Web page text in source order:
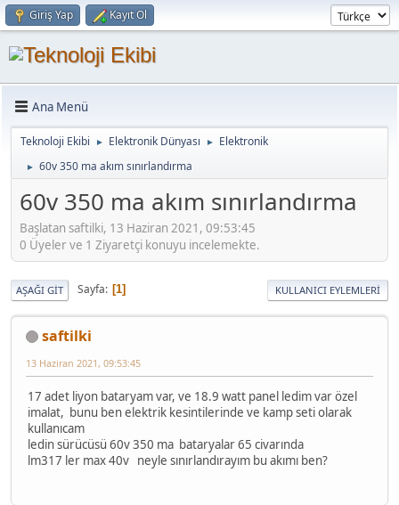
Giriş Yap Kayıt Ol
Ana Menü
Teknoloji Ekibi ► Elektronik Dünyası ► Elektronik
► 60v 350 ma akım sınırlandırma
60v 350 ma akım sınırlandırma
Başlatan saftilki, 13 Haziran 2021, 09:53:45
0 Üyeler ve 1 Ziyaretçi konuyu incelemekte.
AŞAĞI GIT Sayfa 1 KULLANICI EYLEMLERI
saftilki
13 Haziran 2021, 09:53:45
17 adet liyon bataryam var, ve 18.9 watt panel ledim var özel
imalat, bunu ben elektrik kesintilerinde ve kamp seti olarak
kullanıcam
ledin sürücüsü 60v 350 ma bataryalar 65 civarında
lm317 ler max 40v neyle sınırlandırayım bu akımı ben?